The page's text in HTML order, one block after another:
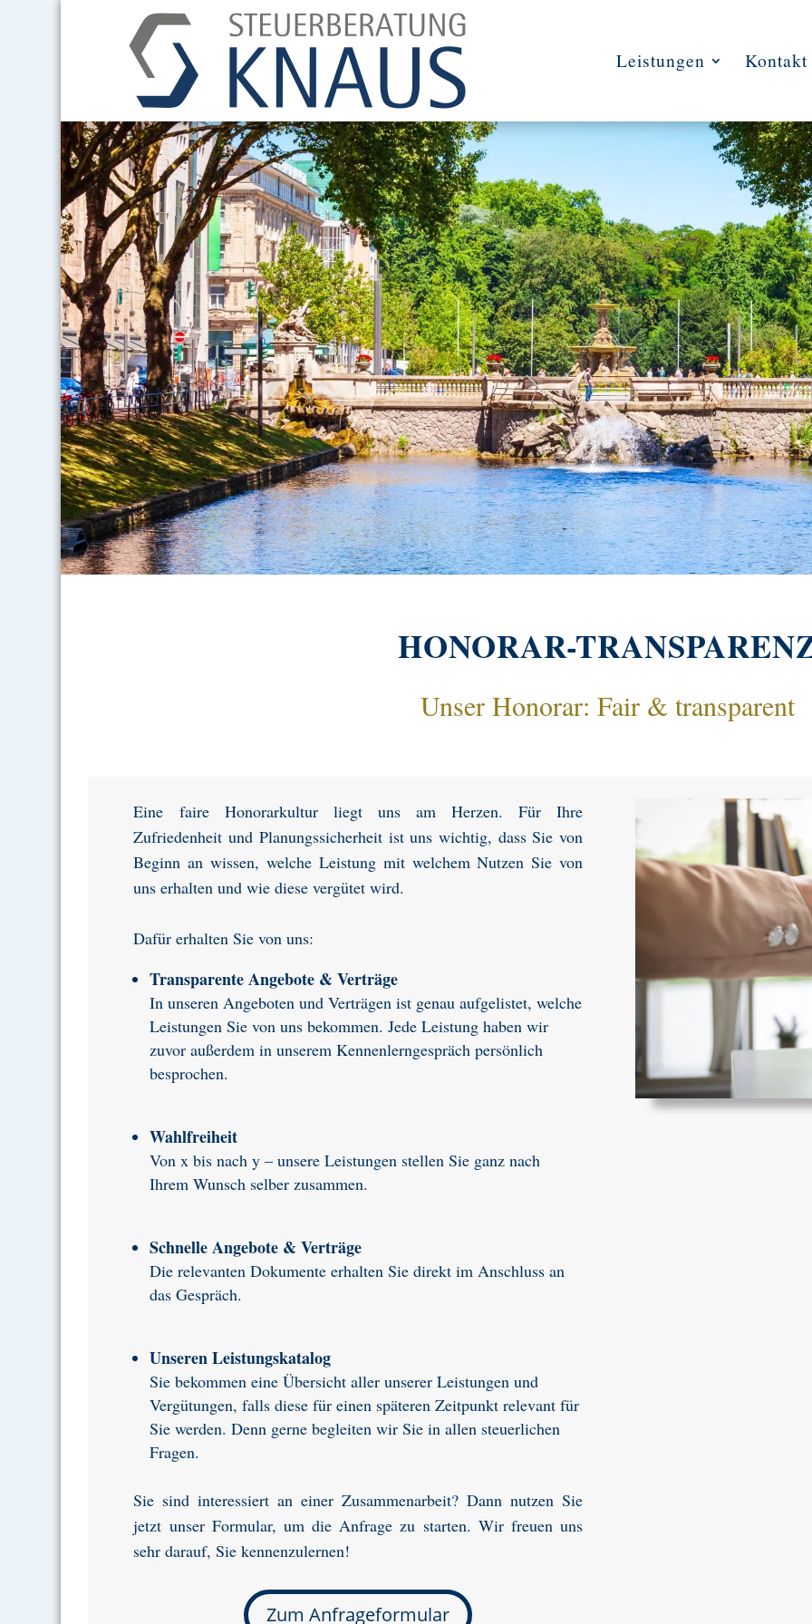
Leistungen Kontakt
HONORAR-
Unser Honorar: Fair & transparent
Eine faire Honorarkultur liegt uns am Herzen. Für Ihre
Zufriedenheit und Planungssicherheit ist uns wichtig, dass Sie von
Beginn an wissen, welche Leistung mit welchem Nutzen Sie von
uns erhalten und wie diese vergütet wird.
Dafür erhalten Sie von uns:
Transparente Angebote & Verträge
In unseren Angeboten und Verträgen ist genau aufgelistet, welche
Leistungen Sie von uns bekommen. Jede Leistung haben wir
zuvor außerdem in unserem Kennenlerngespräch persönlich
besprochen.
Wahlfreiheit
Von x bis nach y – unsere Leistungen stellen Sie ganz nach
Ihrem Wunsch selber zusammen.
Schnelle Angebote & Verträge
Die relevanten Dokumente erhalten Sie direkt im Anschluss an
das Gespräch.
Unseren Leistungskatalog
Sie bekommen eine Übersicht aller unserer Leistungen und
Vergütungen, falls diese für einen späteren Zeitpunkt relevant für
Sie werden. Denn gerne begleiten wir Sie in allen steuerlichen
Fragen.
Sie sind interessiert an einer Zusammenarbeit? Dann nutzen Sie
jetzt unser Formular, um die Anfrage zu starten. Wir freuen uns
sehr darauf, Sie kennenzulernen!
Zum Anfrageformular